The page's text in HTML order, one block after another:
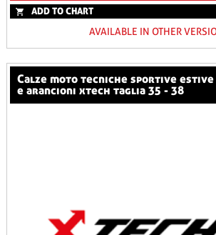
ADD TO CHART
AVAILABLE IN OTHER
calze moto tecniche sportive estive leggere grigie
e arancioni xtech taglia 35 - 38